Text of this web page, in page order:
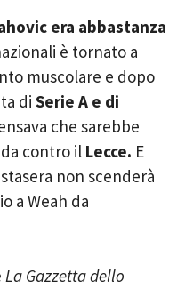
era abbastanza
è tornato a
muscolare e dopo
di Serie A e di
che sarebbe
contro il Lecce. E
non scenderà
a Weah da
La Gazzetta dello